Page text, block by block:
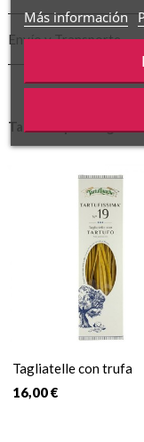
Envío y Transporte
También podría
Tagliatelle con trufa
16,00 €
Más información